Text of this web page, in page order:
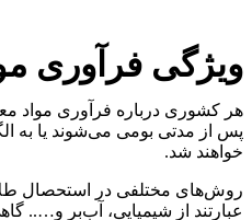
ویژگی فرآوری
هر کشوری درباره فرآوری مواد
پس از مدتی بومی می‌شوند یا به
خواهند شد.
روش‌های مختلفی در استحصال طلا
عبارتند از شیمیایی، آب‌بر و…..